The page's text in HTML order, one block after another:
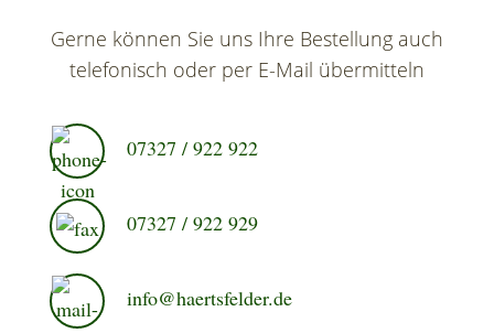
Gerne können Sie uns Ihre Bestellung auch
telefonisch oder per E-Mail übermitteln
07327 / 922 922
07327 / 922 929
info@haertsfelder.de